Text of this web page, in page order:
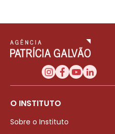
O INSTITUTO
Sobre o Instituto